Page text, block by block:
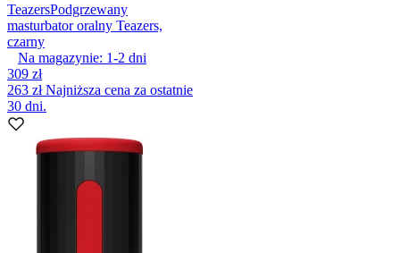
TeazersPodgrzewany
masturbator oralny Teazers,
czarny
Na magazynie: 1-2 dni
309 zł
263 złNajniższa cena za ostatnie
30 dni.